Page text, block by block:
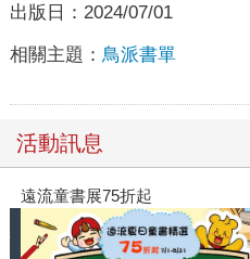
出版日： 2024/07/01
相關主題： 鳥派書單
活動訊息
75折起